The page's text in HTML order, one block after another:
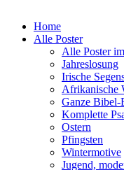
Home
Alle Poster
Alle Poster
Jahreslosung
Irische
Afrikanische
Ganze Bibel-
Komplette
Ostern
Pfingsten
Wintermotive
Jugend,